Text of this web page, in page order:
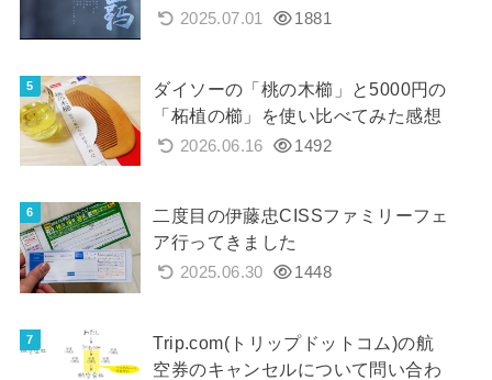
2025.07.01 1881
ダイソーの「桃の木櫛」と5000円の
「柘植の櫛」を使い比べてみた感想
2026.06.16 1492
二度目の伊藤忠CISSファミリーフェ
ア行ってきました
2025.06.30 1448
Trip.com(トリップドットコム)の航
空券のキャンセルについて問い合わ